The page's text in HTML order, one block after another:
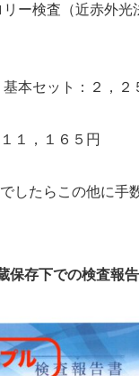
リー検査（近赤外光
本セット：２，２
１，１６５円
したらこの他に手
保存下での検査報告